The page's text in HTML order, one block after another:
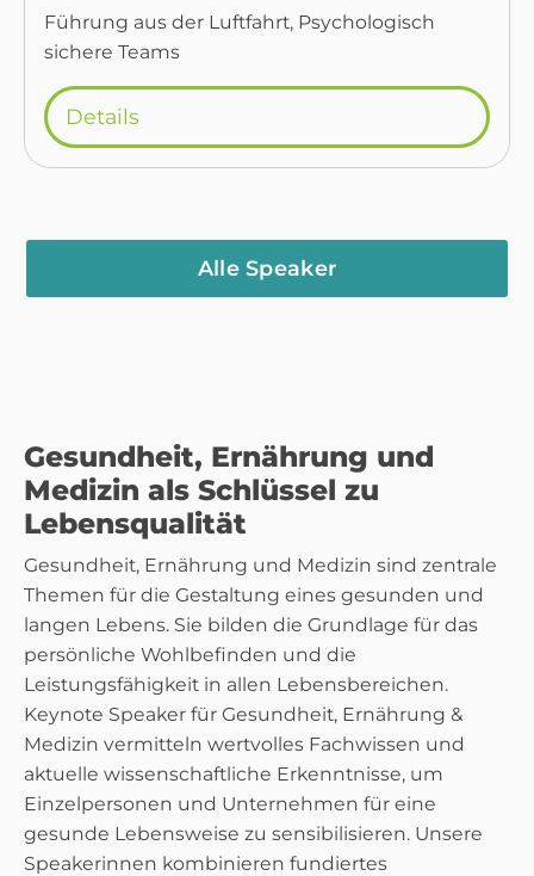
Führung aus der Luftfahrt, Psychologisch
sichere Teams
Details
Alle Speaker
Gesundheit, Ernährung und
Medizin als Schlüssel zu
Lebensqualität
Gesundheit, Ernährung und Medizin sind zentrale
Themen für die Gestaltung eines gesunden und
langen Lebens. Sie bilden die Grundlage für das
persönliche Wohlbefinden und die
Leistungsfähigkeit in allen Lebensbereichen.
Keynote Speaker für Gesundheit, Ernährung &
Medizin vermitteln wertvolles Fachwissen und
aktuelle wissenschaftliche Erkenntnisse, um
Einzelpersonen und Unternehmen für eine
gesunde Lebensweise zu sensibilisieren. Unsere
Speakerinnen kombinieren fundiertes